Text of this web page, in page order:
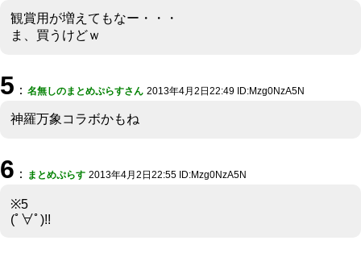
観賞用が増えてもなー・・・
ま、買うけどｗ
5 ： 名無しのまとめぷらすさん 2013年4月2日22:49 ID:Mzg0NzA5N
神羅万象コラボかもね
6 ： まとめぷらす 2013年4月2日22:55 ID:Mzg0NzA5N
※5
(ﾟ∀ﾟ)!!